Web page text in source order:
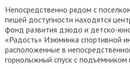
Непосредственно рядом с
пешей доступности находятся
фонд развития дзюдо и детско-
«Радость» Изюминка спортивной
расположенные в
горнолыжный спуск с подъемником